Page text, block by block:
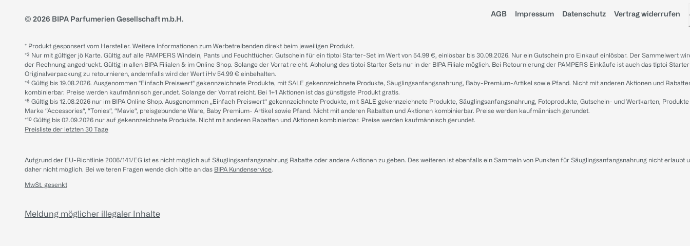
© 2026 BIPA Parfumerien Gesellschaft m.b.H.
AGB Impressum Datenschutz Vertrag widerrufen
* Produkt gesponsert vom Hersteller. Weitere Informationen zum Werbetreibenden direkt beim jeweiligen Produkt.
*³ Nur mit gültiger jö Karte. Gültig auf alle PAMPERS Windeln, Pants und Feuchttücher. Gutschein für ein tiptoi Starter-Set im Wert von 54.99 €, einlösbar bis 30.09.2026. Nur ein Gutschein pro Einkauf einlösbar. Der Sammelwert
der Rechnung angedruckt. Gültig in allen BIPA Filialen & im Online Shop. Solange der Vorrat reicht. Abholung des tiptoi Starter Sets nur in der BIPA Filiale möglich. Bei Retournierung der PAMPERS Einkäufe ist auch das tiptoi
Originalverpackung zu retournieren, andernfalls wird der Wert iHv 54.99 € einbehalten.
*⁴ Gültig bis 19.08.2026. Ausgenommen "Einfach Preiswert" gekennzeichnete Produkte, mit SALE gekennzeichnete Produkte, Säuglingsanfangsnahrung, Baby-Premium-Artikel sowie Pfand. Nicht mit anderen Aktionen und
kombinierbar. Preise werden kaufmännisch gerundet. Solange der Vorrat reicht. Bei 1+1 Aktionen ist das günstigste Produkt gratis.
*⁸ Gültig bis 12.08.2026 nur im BIPA Online Shop. Ausgenommen „Einfach Preiswert“ gekennzeichnete Produkte, mit SALE gekennzeichnete Produkte, Säuglingsanfangsnahrung, Fotoprodukte, Gutschein- und Wertkarten,
Marke “Accessories“, “Tonies“, “Mavie“, preisgebundene Ware, Baby Premium- Artikel sowie Pfand. Nicht mit anderen Rabatten und Aktionen kombinierbar. Preise werden kaufmännisch gerundet.
*¹⁰ Gültig bis 02.09.2026 nur auf gekennzeichnete Produkte. Nicht mit anderen Rabatten und Aktionen kombinierbar. Preise werden kaufmännisch gerundet.
Preisliste der letzten 30 Tage
Aufgrund der EU-Richtlinie 2006/141/EG ist es nicht möglich auf Säuglingsanfangsnahrung Rabatte oder andere Aktionen zu geben. Des weiteren ist ebenfalls ein Sammeln von Punkten für Säuglingsanfangsnahrung nicht erlaubt
daher nicht möglich. Bei weiteren Fragen wende dich bitte an das BIPA Kundenservice.
MwSt. gesenkt
Meldung möglicher illegaler Inhalte